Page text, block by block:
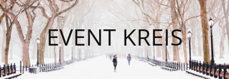
EVENT KREIS